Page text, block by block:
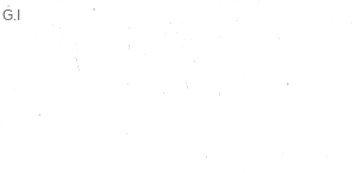
G.I